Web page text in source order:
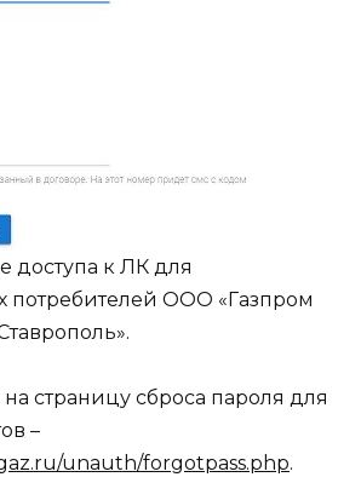
доступа к ЛК для
ООО «Газпром
страницу сброса пароля для
–
unauth/forgotpass.php.